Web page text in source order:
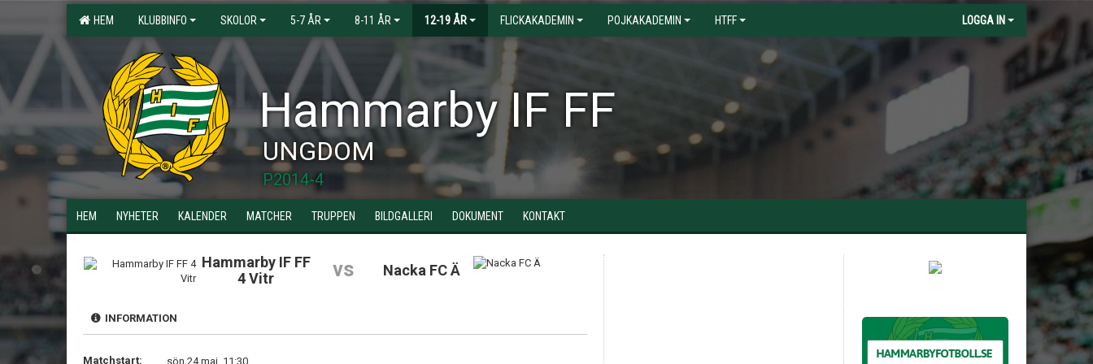
HEM KLUBBINFO SKOLOR 5-7 ÅR 8-11 ÅR 12-19 ÅR FLICKAKADEMIN POJKAKADEMIN HTFF LOGGA IN
Hammarby IF FF
UNGDOM
P2014-4
HEM NYHETER KALENDER MATCHER TRUPPEN BILDGALLERI DOKUMENT KONTAKT
Hammarby IF FF
4 Vitr
vs Nacka FC Ä
INFORMATION
Matchstart: sön 24 maj, 11:30